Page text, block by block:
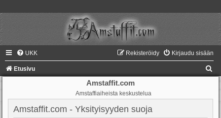
UKK Kirjaudu sisään
Rekisteröidy
Etusivu
Amstaffit.com
Amstaffiaiheista keskustelua
Amstaffit.com - Yksityisyyden suoja